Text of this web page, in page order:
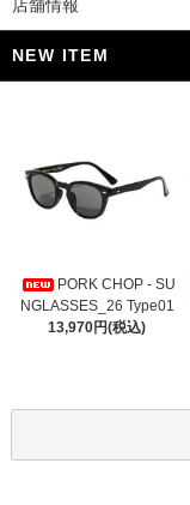
店舗情報
NEW ITEM
PORK CHOP - SU
NGLASSES_26 Type01
13,970円(税込)